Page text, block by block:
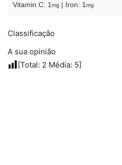
Vitamin C: 1mg Iron: 1mg
Classificação
A sua opinião
[Total: 2 Média: 5]